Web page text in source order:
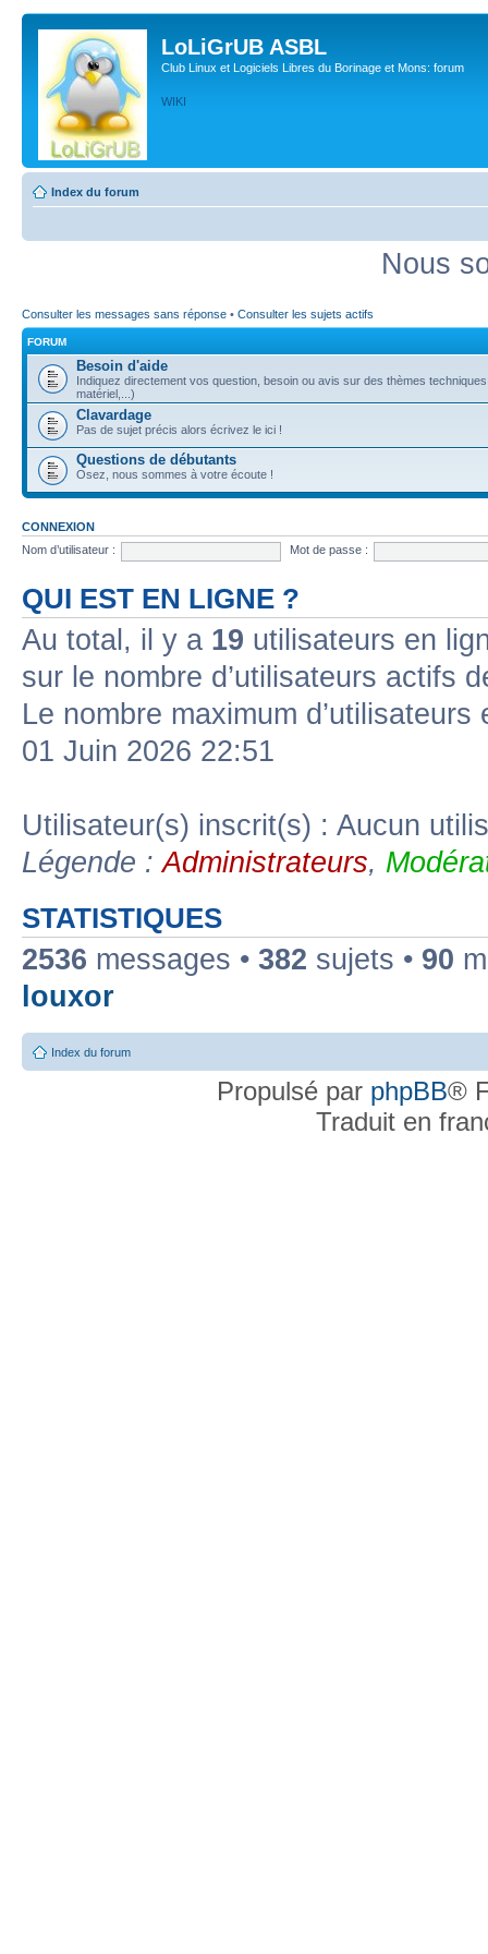
LoLiGrUB ASBL
Club Linux et Logiciels Libres du Borinage et Mons: forum
WIKI
Index du forum
Nous
Consulter les messages sans réponse • Consulter les sujets actifs
FORUM
Besoin d'aide
Indiquez directement vos question, besoin ou avis sur des thèmes
matériel,...)
Clavardage
Pas de sujet précis alors écrivez le ici !
Questions de débutants
Osez, nous sommes à votre écoute !
CONNEXION
Nom d’utilisateur :
Mot de passe :
QUI EST EN LIGNE ?
Au total, il y a 19 utilisateurs en
sur le nombre d’utilisateurs actifs
Le nombre maximum
01 Juin 2026 22:51
Utilisateur(s) inscrit(s) : Aucun
Légende :Administrateurs,
STATISTIQUES
2536 messages • 382 sujets • 90
louxor
Index du forum
Propulsé par phpBB®
Traduit en